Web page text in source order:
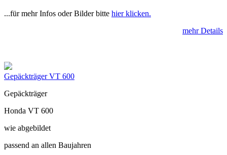
...für mehr Infos oder Bilder bitte hier klicken.
mehr Details
Gepäckträger VT 600
Gepäckträger
Honda VT 600
wie abgebildet
passend an allen Baujahren